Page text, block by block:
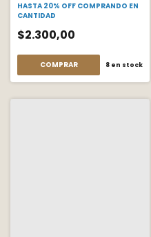
HASTA 20% OFF COMPRANDO EN
CANTIDAD
$2.300,00
COMPRAR 8en stock